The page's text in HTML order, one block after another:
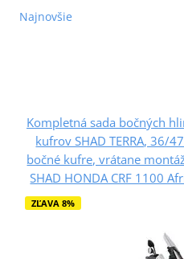
Najnovšie
Kompletná sada bočných
kufrov SHAD TERRA, 36/
bočné kufre, vrátane
SHAD HONDA CRF 1100
ZĽAVA 8%